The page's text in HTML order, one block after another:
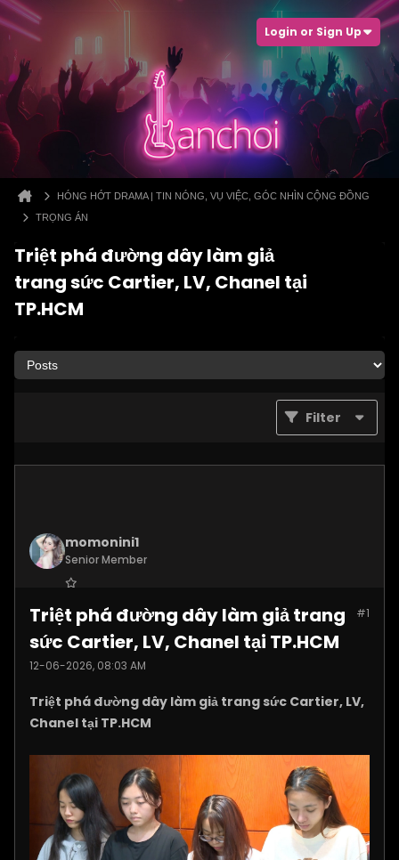
Login or Sign Up
HÓNG HỚT DRAMA | TIN NÓNG, VỤ VIỆC, GÓC NHÌN CỘNG ĐỒNG
TRỌNG ÁN
Triệt phá đường dây làm giả
trang sức Cartier, LV, Chanel tại
TP.HCM
Filter
momonini1
Senior Member
Posts:5399 #1
Triệt phá đường dây làm giả trang
sức Cartier, LV, Chanel tại TP.HCM
12-06-2026, 08:03 AM
Triệt phá đường dây làm giả trang sức Cartier, LV,
Chanel tại TP.HCM